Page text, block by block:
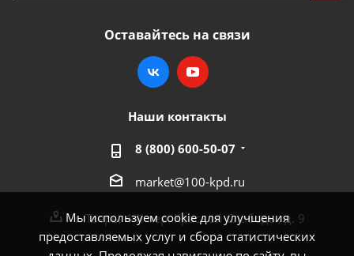
Мы используем cookie для улучшения
предоставляемых услуг и сбора статистических
Оставайтесь на связи
Наши контакты
8 (800) 600-50-07
market@100-kpd.ru
г. Тверь, 4-й пер. Красной Слободы, д. 9